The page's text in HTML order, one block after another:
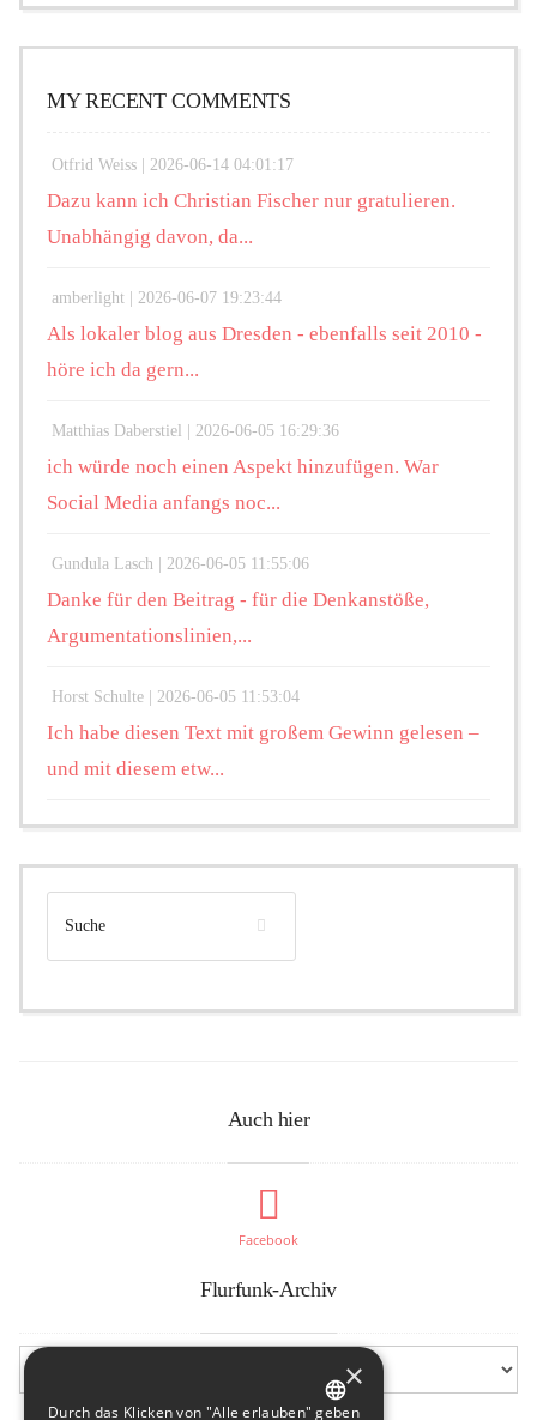
MY RECENT COMMENTS
Otfrid Weiss | 2026-06-14 04:01:17
Dazu kann ich Christian Fischer nur gratulieren.
Unabhängig davon, da...
amberlight | 2026-06-07 19:23:44
Als lokaler blog aus Dresden - ebenfalls seit 2010 -
höre ich da gern...
Matthias Daberstiel | 2026-06-05 16:29:36
ich würde noch einen Aspekt hinzufügen. War
Social Media anfangs noc...
Gundula Lasch | 2026-06-05 11:55:06
Danke für den Beitrag - für die Denkanstöße,
Argumentationslinien,...
Horst Schulte | 2026-06-05 11:53:04
Ich habe diesen Text mit großem Gewinn gelesen –
und mit diesem etw...
Auch hier
Facebook
Flurfunk-Archiv
×
Durch das Klicken von "Alle erlauben" geben